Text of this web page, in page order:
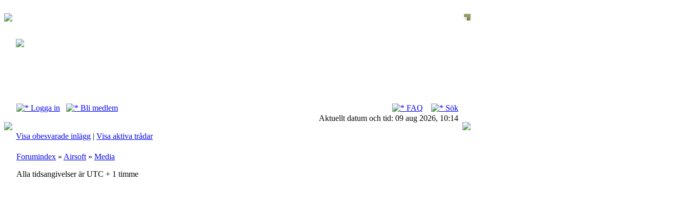
Logga in Bli medlem FAQ
Sök
Aktuellt datum och tid: 09 aug 2026, 10:14
Visa obesvarade inlägg | Visa aktiva trådar
Forumindex » Airsoft » Media
Alla tidsangivelser är UTC + 1 timme